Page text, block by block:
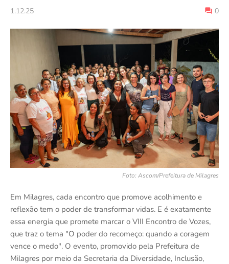
1.12.25 0
Foto: Ascom/Prefeitura de Milagres
Em Milagres, cada encontro que promove acolhimento e
reflexão tem o poder de transformar vidas. E é exatamente
essa energia que promete marcar o VIII Encontro de Vozes,
que traz o tema "O poder do recomeço: quando a coragem
vence o medo". O evento, promovido pela Prefeitura de
Milagres por meio da Secretaria da Diversidade, Inclusão,